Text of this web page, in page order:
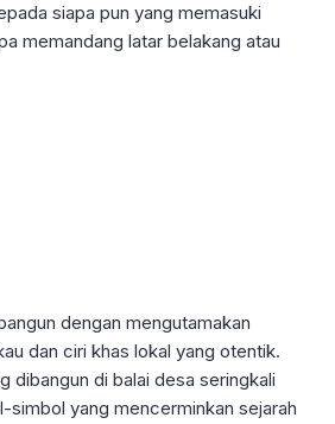
siapa pun yang memasuki
memandang latar belakang atau
dengan mengutamakan
dan ciri khas lokal yang otentik.
dibangun di balai desa seringkali
simbol yang mencerminkan sejarah